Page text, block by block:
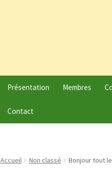
Présentation Membres
Contact
Accueil Non classé Bonjour tout